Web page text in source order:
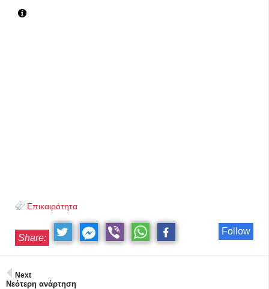
Επικαιρότητα
Follow
Share:
Next
Νεότερη ανάρτηση